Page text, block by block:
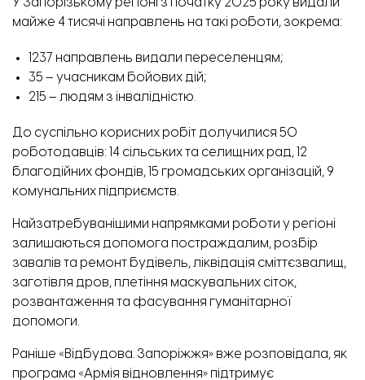
У Запорізькому регіоні з початку 2025 року видали
майже 4 тисячі направлень на такі роботи, зокрема:
1237 направлень видали переселенцям;
35 – учасникам бойових дій;
215 – людям з інвалідністю.
До суспільно корисних робіт долучилися 50
роботодавців: 14 сільських та селищних рад, 12
благодійних фондів, 15 громадських організацій, 9
комунальних підприємств.
Найзатребуванішими напрямками роботи у регіоні
залишаються допомога постраждалим, розбір
завалів та ремонт будівель, ліквідація сміттєзвалищ,
заготівля дров, плетіння маскувальних сіток,
розвантаження та фасування гуманітарної
допомоги.
Раніше «Відбудова. Запоріжжя» вже розповідала, як
програма «Армія відновлення» підтримує